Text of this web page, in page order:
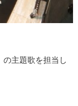
の主題歌を担当し